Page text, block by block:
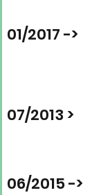
01/2017 ->
07/2013 >
06/2015 ->